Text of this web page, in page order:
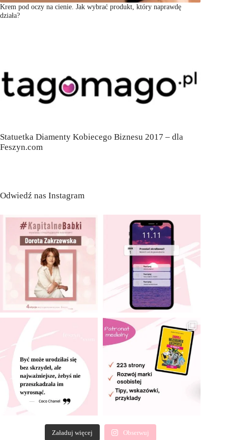
Krem pod oczy na cienie. Jak wybrać produkt, który naprawdę
działa?
Statuetka Diamenty Kobiecego Biznesu 2017 – dla
Feszyn.com
Odwiedź nas Instagram
Załaduj więcej Obserwuj